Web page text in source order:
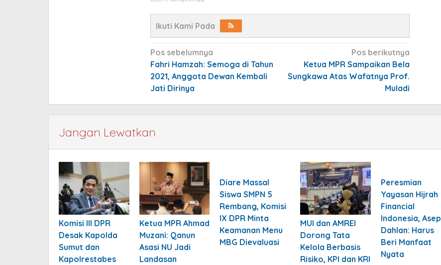
Ikuti Kami Pada
Navigasi
pos
Pos sebelumnya
Fahri Hamzah: Semoga di Tahun
2021, Anggota Dewan Kembali
Jati Dirinya
Pos berikutnya
Ketua MPR Sampaikan Bela
Sungkawa Atas Wafatnya Prof.
Muladi
Jangan Lewatkan
Komisi III DPR
Desak Kapolda
Sumut dan
Kapolrestabes
Ketua MPR Ahmad
Muzani: Qanun
Asasi NU Jadi
Landasan
Diare Massal
Siswa SMPN 5
Rembang, Komisi
IX DPR Minta
Keamanan Menu
MBG Dievaluasi
MUI dan AMREI
Dorong Tata
Kelola Berbasis
Risiko, KPI dan KRI
Peresmian
Yayasan Hijrah
Financial
Indonesia, Asep
Dahlan: Harus
Beri Manfaat
Nyata